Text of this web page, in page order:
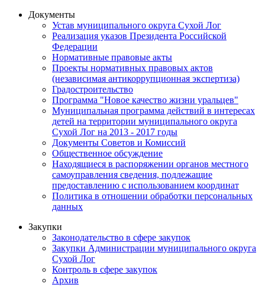
Документы
Устав муниципального округа Сухой Лог
Реализация указов Президента Российской
Федерации
Нормативные правовые акты
Проекты нормативных правовых актов
(независимая антикоррупционная экспертиза)
Градостроительство
Программа "Новое качество жизни уральцев"
Муниципальная программа действий в интересах
детей на территории муниципального округа
Сухой Лог на 2013 - 2017 годы
Документы Советов и Комиссий
Общественное обсуждение
Находящиеся в распоряжении органов местного
самоуправления сведения, подлежащие
предоставлению с использованием координат
Политика в отношении обработки персональных
данных
Закупки
Законодательство в сфере закупок
Закупки Администрации муниципального округа
Сухой Лог
Контроль в сфере закупок
Архив